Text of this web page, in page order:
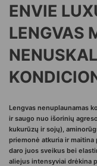
ENVIE
LENGVAS
Lengvas nenuplaunamas
ir saugo nuo išorinių
kukurūzų ir sojų),
priemonė atkuria ir
daro juos sveikus bei
aliejus intensyviai drėkina